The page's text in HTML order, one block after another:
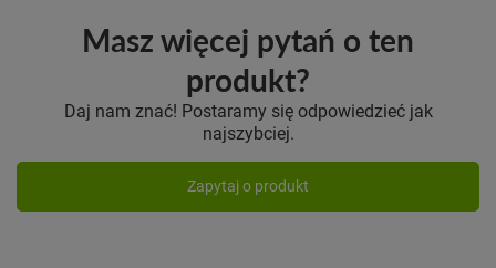
Masz więcej pytań o ten
produkt?
Daj nam znać! Postaramy się odpowiedzieć jak
najszybciej.
Zapytaj o produkt